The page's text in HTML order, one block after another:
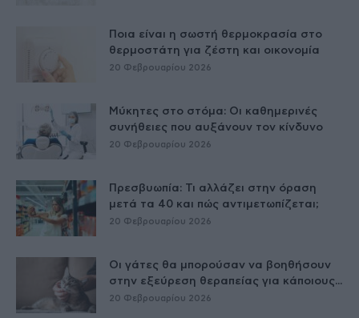
Ποια είναι η σωστή θερμοκρασία στο
θερμοστάτη για ζέστη και οικονομία
20 Φεβρουαρίου 2026
Μύκητες στο στόμα: Οι καθημερινές
συνήθειες που αυξάνουν τον κίνδυνο
20 Φεβρουαρίου 2026
Πρεσβυωπία: Τι αλλάζει στην όραση
μετά τα 40 και πώς αντιμετωπίζεται;
20 Φεβρουαρίου 2026
Οι γάτες θα μπορούσαν να βοηθήσουν
στην εξεύρεση θεραπείας για κάποιους...
20 Φεβρουαρίου 2026